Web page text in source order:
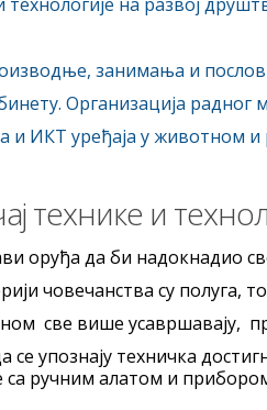
занимања и
Организација радног
и ИКТ уређаја у животном
технике и
оруђа да би надокнадио
човечанства су
све више усавршавају,
упознају техничка
ручним алатом и